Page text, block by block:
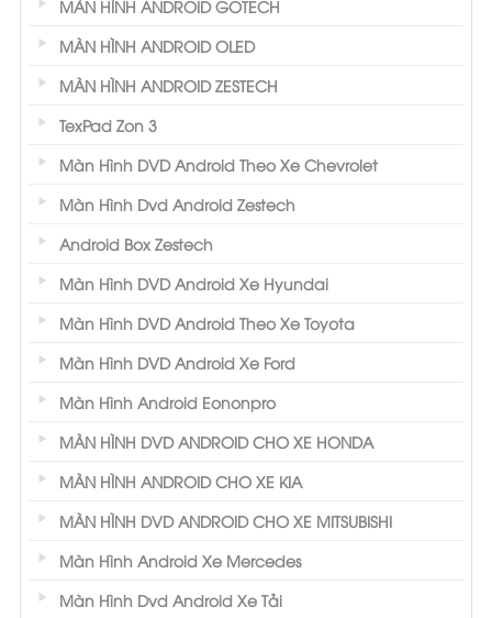
MÀN HÌNH ANDROID GOTECH
MÀN HÌNH ANDROID OLED
MÀN HÌNH ANDROID ZESTECH
TexPad Zon 3
Màn Hình DVD Android Theo Xe Chevrolet
Màn Hình Dvd Android Zestech
Android Box Zestech
Màn Hình DVD Android Xe Hyundai
Màn Hình DVD Android Theo Xe Toyota
Màn Hình DVD Android Xe Ford
Màn Hình Android Eononpro
MÀN HÌNH DVD ANDROID CHO XE HONDA
MÀN HÌNH ANDROID CHO XE KIA
MÀN HÌNH DVD ANDROID CHO XE MITSUBISHI
Màn Hình Android Xe Mercedes
Màn Hình Dvd Android Xe Tải